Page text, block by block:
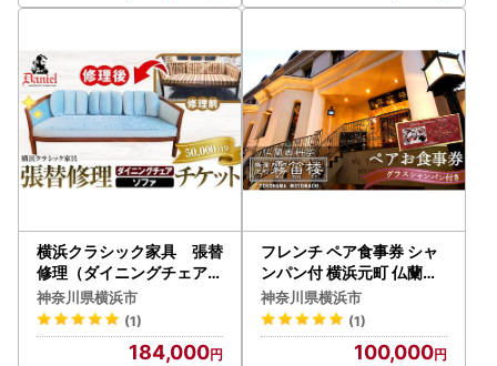
横浜クラシック家具 張替
修理（ダイニングチェア・
ソファ）チケット＜ダニエ
ル＞【50,000円分】 ABL
0012
神奈川県横浜市
(1)
184,000
フレンチ ペア食事券 シャ
ンパン付 横浜元町 仏蘭西
料亭 霧笛楼 レストランチ
ケット ALL0001
神奈川県横浜市
(1)
100,000